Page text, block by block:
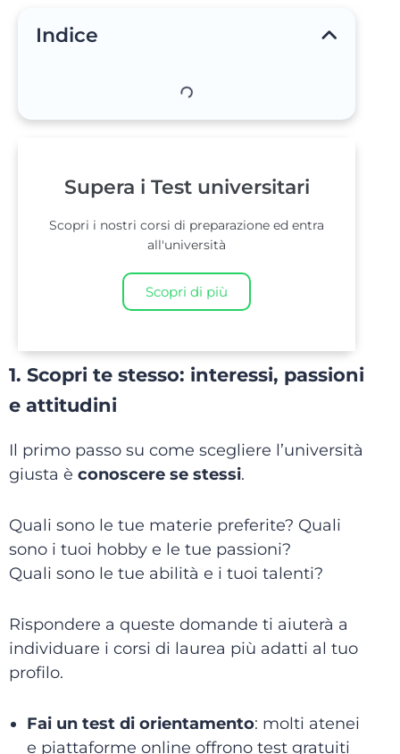
Indice
Supera i Test universitari
Scopri i nostri corsi di preparazione ed entra
all'università
Scopri di più
1. Scopri te stesso: interessi, passioni
e attitudini
Il primo passo su come scegliere l’università
giusta è conoscere se stessi.
Quali sono le tue materie preferite? Quali
sono i tuoi hobby e le tue passioni?
Quali sono le tue abilità e i tuoi talenti?
Rispondere a queste domande ti aiuterà a
individuare i corsi di laurea più adatti al tuo
profilo.
Fai un test di orientamento: molti atenei
e piattaforme online offrono test gratuiti